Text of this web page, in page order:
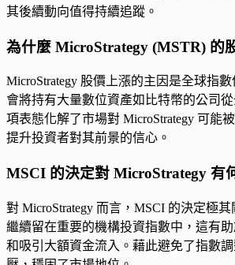
其後續動向值得持續追蹤。
為什麼 MicroStrategy (MSTR) 的
MicroStrategy 股價上漲的主因是全球指
會將持有大量數位資產如比特幣的公司
項表態化解了市場對 MicroStrategy 可能
提升投資者對其前景的信心。
MSCI 的決定對 MicroStrategy 有
對 MicroStrategy 而言，MSCI 的決定極
繼續留在重要的機構投資指數中，這有
和吸引大額資金流入。藉此避免了指數